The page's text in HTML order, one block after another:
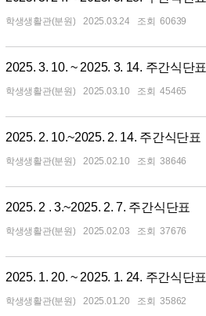
학생생활관(분원) 2025.03.24 60639
2025. 3. 10. ~ 2025. 3. 14. 주간식단표
학생생활관(분원) 2025.03.10 45465
2025. 2. 10.~2025. 2. 14. 주간식단표
학생생활관(분원) 2025.02.10 38646
2025. 2 . 3.~2025. 2. 7. 주간식단표
학생생활관(분원) 2025.02.03 37676
2025. 1. 20. ~ 2025. 1. 24. 주간식단표
학생생활관(분원) 2025.01.20 35862